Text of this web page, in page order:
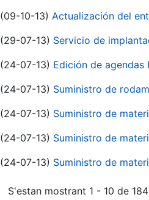
(09-10-13) Actualización del
(29-07-13) Servicio de
(24-07-13) Edición de agendas
(24-07-13) Suministro de
(24-07-13) Suministro de
(24-07-13) Suministro de
(24-07-13) Suministro de
S'estan mostrant 1 - 10 de